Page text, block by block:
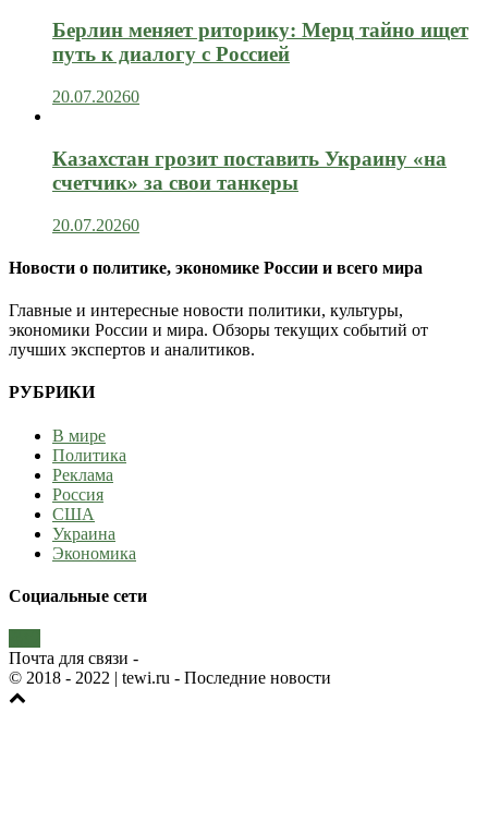
Берлин меняет риторику: Мерц тайно ищет
путь к диалогу с Россией
20.07.20260
Казахстан грозит поставить Украину «на
счетчик» за свои танкеры
20.07.20260
Новости о политике, экономике России и всего мира
Главные и интересные новости политики, культуры,
экономики России и мира. Обзоры текущих событий от
лучших экспертов и аналитиков.
РУБРИКИ
В мире
Политика
Реклама
Россия
США
Украина
Экономика
Социальные сети
Почта для связи -
© 2018 - 2022 | tewi.ru - Последние новости